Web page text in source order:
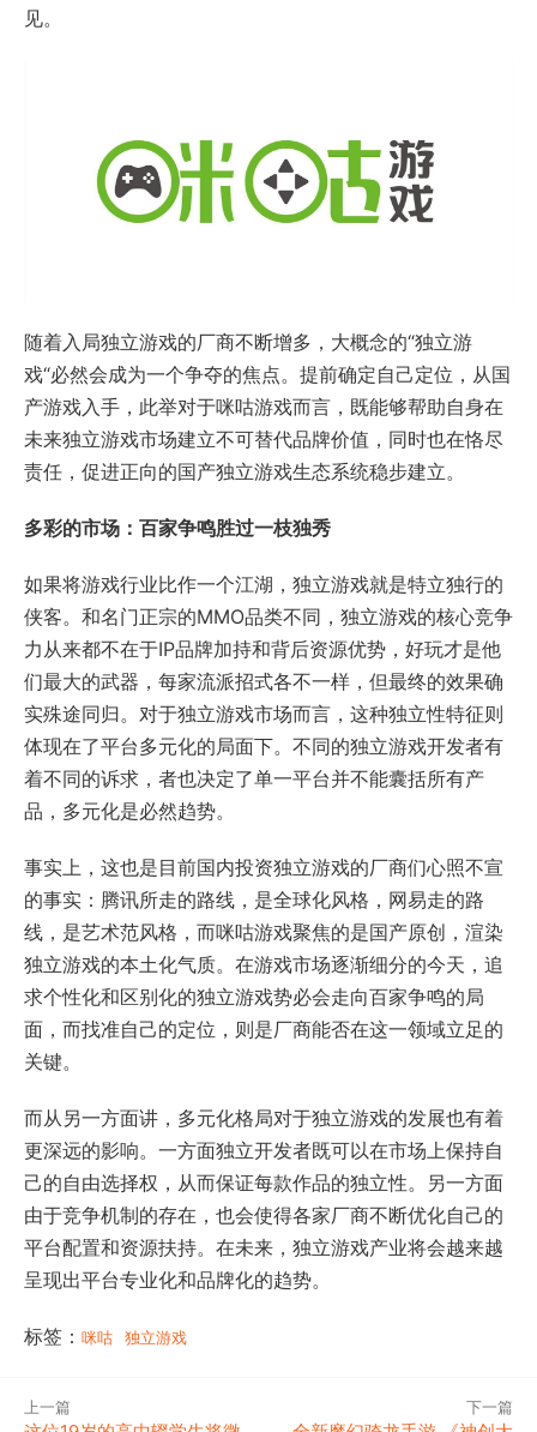
见。
随着入局独立游戏的厂商不断增多，大概念的“独立游
戏“必然会成为一个争夺的焦点。提前确定自己定位，从国
产游戏入手，此举对于咪咕游戏而言，既能够帮助自身在
未来独立游戏市场建立不可替代品牌价值，同时也在恪尽
责任，促进正向的国产独立游戏生态系统稳步建立。
多彩的市场：百家争鸣胜过一枝独秀
如果将游戏行业比作一个江湖，独立游戏就是特立独行的
侠客。和名门正宗的MMO品类不同，独立游戏的核心竞争
力从来都不在于IP品牌加持和背后资源优势，好玩才是他
们最大的武器，每家流派招式各不一样，但最终的效果确
实殊途同归。对于独立游戏市场而言，这种独立性特征则
体现在了平台多元化的局面下。不同的独立游戏开发者有
着不同的诉求，者也决定了单一平台并不能囊括所有产
品，多元化是必然趋势。
事实上，这也是目前国内投资独立游戏的厂商们心照不宣
的事实：腾讯所走的路线，是全球化风格，网易走的路
线，是艺术范风格，而咪咕游戏聚焦的是国产原创，渲染
独立游戏的本土化气质。在游戏市场逐渐细分的今天，追
求个性化和区别化的独立游戏势必会走向百家争鸣的局
面，而找准自己的定位，则是厂商能否在这一领域立足的
关键。
而从另一方面讲，多元化格局对于独立游戏的发展也有着
更深远的影响。一方面独立开发者既可以在市场上保持自
己的自由选择权，从而保证每款作品的独立性。另一方面
由于竞争机制的存在，也会使得各家厂商不断优化自己的
平台配置和资源扶持。在未来，独立游戏产业将会越来越
呈现出平台专业化和品牌化的趋势。
标签： 咪咕 独立游戏
上一篇 下一篇